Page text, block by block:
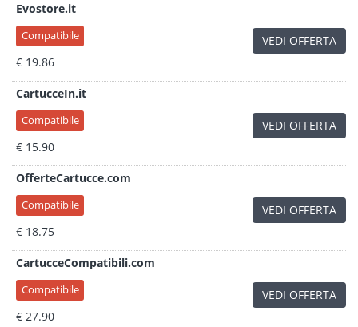
Evostore.it
Compatibile
€ 19.86
VEDI OFFERTA
CartucceIn.it
Compatibile
€ 15.90
VEDI OFFERTA
OfferteCartucce.com
Compatibile
€ 18.75
VEDI OFFERTA
CartucceCompatibili.com
Compatibile
€ 27.90
VEDI OFFERTA